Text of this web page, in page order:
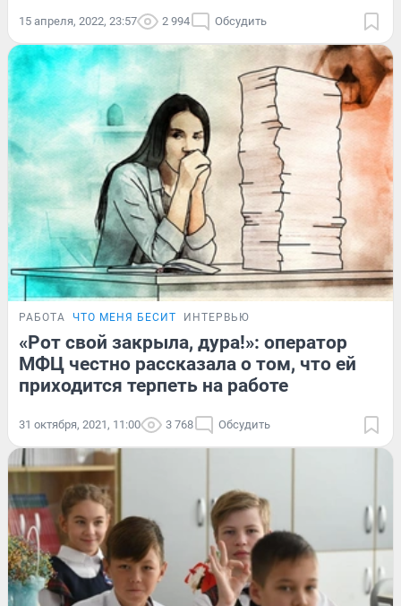
15 апреля, 2022, 23:57 2 994 Обсудить
РАБОТА ЧТО МЕНЯ БЕСИТ ИНТЕРВЬЮ
«Рот свой закрыла, дура!»: оператор
МФЦ честно рассказала о том, что ей
приходится терпеть на работе
31 октября, 2021, 11:00 3 768 Обсудить